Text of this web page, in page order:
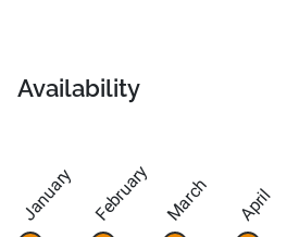
Availability
January February March April